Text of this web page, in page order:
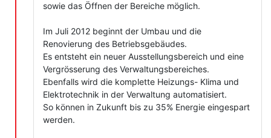
sowie das Öffnen der Bereiche möglich.
Im Juli 2012 beginnt der Umbau und die
Renovierung des Betriebsgebäudes.
Es entsteht ein neuer Ausstellungsbereich und eine
Vergrösserung des Verwaltungsbereiches.
Ebenfalls wird die komplette Heizungs- Klima und
Elektrotechnik in der Verwaltung automatisiert.
So können in Zukunft bis zu 35% Energie eingespart
werden.